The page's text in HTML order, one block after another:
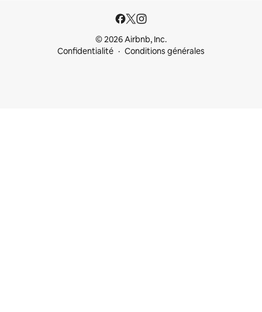
© 2026 Airbnb, Inc.
Confidentialité
Conditions générales